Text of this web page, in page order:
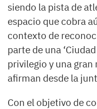
siendo la pista de
espacio que cobra
contexto de
parte de una
privilegio y una
afirman desde la
Con el objetivo de